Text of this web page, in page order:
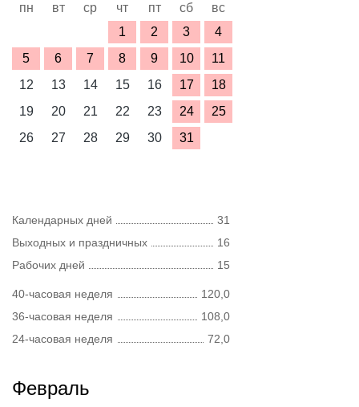
пн вт ср чт пт сб
вс
1
2 3
4
5
6 7 8 9 10
11
12
13 14 15 16 17
18
19
20 21 22 23 24
25
26
27 28 29 30 31
Календарных дней
31
Выходных и праздничных
16
Рабочих дней
15
40-часовая неделя
120,0
36-часовая неделя
108,0
24-часовая неделя
72,0
Февраль